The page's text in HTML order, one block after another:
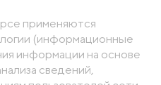
применяются
(информационные
информации на основе
сведений,